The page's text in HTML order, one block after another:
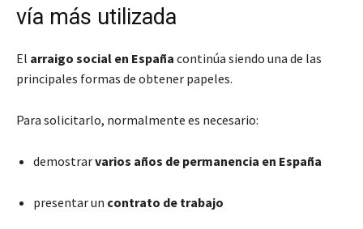
vía más utilizada
El arraigo social en España continúa siendo una de las
principales formas de obtener papeles.
Para solicitarlo, normalmente es necesario:
demostrarvarios años de permanencia en España
presentar un contrato de trabajo